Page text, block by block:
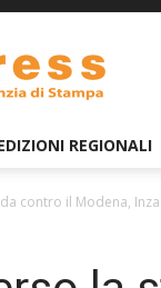
REGIONALI
contro il Modena,